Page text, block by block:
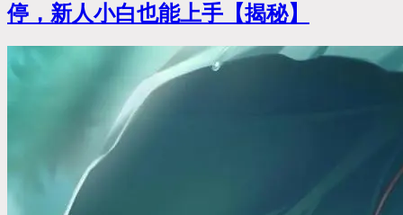
停，新人小白也能上手【揭秘】